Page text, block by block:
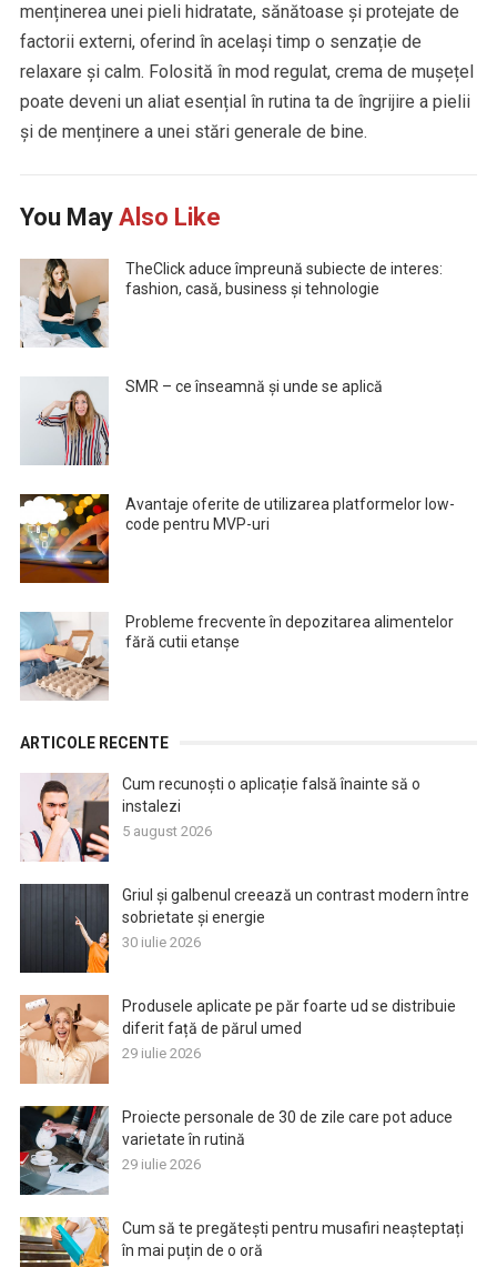
menținerea unei pieli hidratate, sănătoase și protejate de
factorii externi, oferind în același timp o senzație de
relaxare și calm. Folosită în mod regulat, crema de mușețel
poate deveni un aliat esențial în rutina ta de îngrijire a pielii
și de menținere a unei stări generale de bine.
You May Also Like
TheClick aduce împreună subiecte de interes:
fashion, casă, business și tehnologie
SMR – ce înseamnă și unde se aplică
Avantaje oferite de utilizarea platformelor low-
code pentru MVP-uri
Probleme frecvente în depozitarea alimentelor
fără cutii etanșe
ARTICOLE RECENTE
Cum recunoști o aplicație falsă înainte să o
instalezi
5 august 2026
Griul și galbenul creează un contrast modern între
sobrietate și energie
30 iulie 2026
Produsele aplicate pe păr foarte ud se distribuie
diferit față de părul umed
29 iulie 2026
Proiecte personale de 30 de zile care pot aduce
varietate în rutină
29 iulie 2026
Cum să te pregătești pentru musafiri neașteptați
în mai puțin de o oră